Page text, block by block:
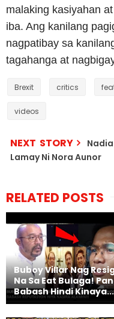
malaking kasiyahan
iba. Ang kanilang
nagpatibay sa
tagahanga at
Brexit critics
videos
NEXT STORY
Lamay Ni Nora Aunor
RELATED POSTS
Buboy Villar Nag
Na Sa Eat Bulaga!
Babash Hindi